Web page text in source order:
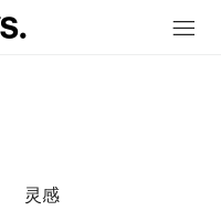
灵感